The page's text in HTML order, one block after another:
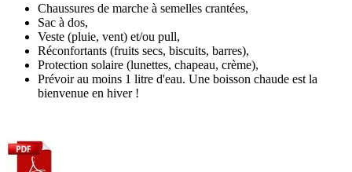
Chaussures de marche à semelles crantées,
Sac à dos,
Veste (pluie, vent) et/ou pull,
Réconfortants (fruits secs, biscuits, barres),
Protection solaire (lunettes, chapeau, crème),
Prévoir au moins 1 litre d'eau. Une boisson chaude est la
bienvenue en hiver !